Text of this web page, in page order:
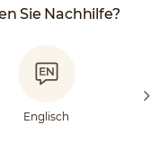
Sie Nachhilfe?
Englisch